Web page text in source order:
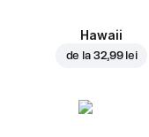
Hawaii
de la 32,99 lei